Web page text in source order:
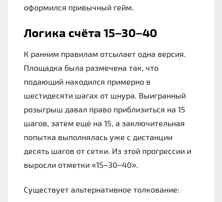
оформился привычный гейм.
Логика счёта 15–30–40
К ранним правилам отсылает одна версия.
Площадка была размечена так, что
подающий находился примерно в
шестидесяти шагах от шнура. Выигранный
розыгрыш давал право приблизиться на 15
шагов, затем ещё на 15, а заключительная
попытка выполнялась уже с дистанции
десять шагов от сетки. Из этой прогрессии и
выросли отметки «15–30–40».
Существует альтернативное толкование: